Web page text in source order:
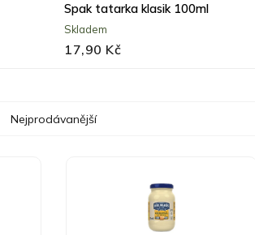
Spak tatarka klasik 100ml
Skladem
17,90 Kč
Nejprodávanější